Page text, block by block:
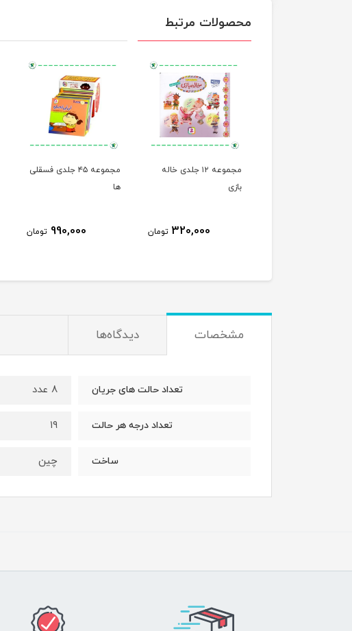
محصولات مرتبط
مجموعه ۱۲ جلدی خاله
بازی
320,000 تومان
مجموعه ۴۵ جلدی فسقلی
ها
990,000 تومان
مشخصات دیدگاه‌ها
تعداد حالت های جریان ۸ عدد
تعداد درجه هر حالت ۱۹
ساخت چین